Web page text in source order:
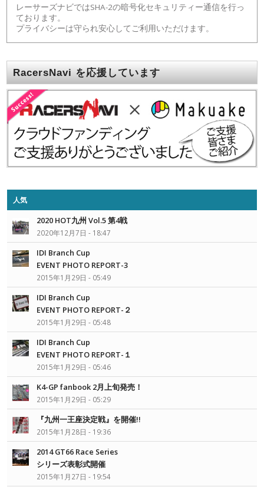
レーサーズナビではSHA-2の暗号化セキュリティー通信を行っ
ております。
プライバシーは守られ安心してご利用いただけます。
RacersNavi を応援しています
人気
2020 HOT九州 Vol.5 第4戦
2020年12月7日 - 18:47
IDI Branch Cup
EVENT PHOTO REPORT-3
2015年1月29日 - 05:49
IDI Branch Cup
EVENT PHOTO REPORT-２
2015年1月29日 - 05:48
IDI Branch Cup
EVENT PHOTO REPORT-１
2015年1月29日 - 05:46
K4-GP fanbook 2月上旬発売！
2015年1月29日 - 05:29
『九州一王座決定戦』を開催!!
2015年1月28日 - 19:36
2014 GT66 Race Series
シリーズ表彰式開催
2015年1月27日 - 19:54